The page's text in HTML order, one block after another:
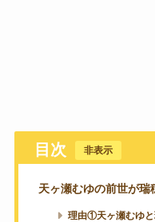
目次 [非表示
天ヶ瀬むゆの前世が瑞
理由①天ヶ瀬むゆと